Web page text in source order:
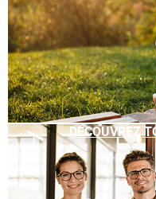
DÉCOUVREZ